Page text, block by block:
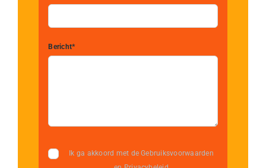
Bericht*
Ik ga akkoord met de Gebruiksvoorwaarden